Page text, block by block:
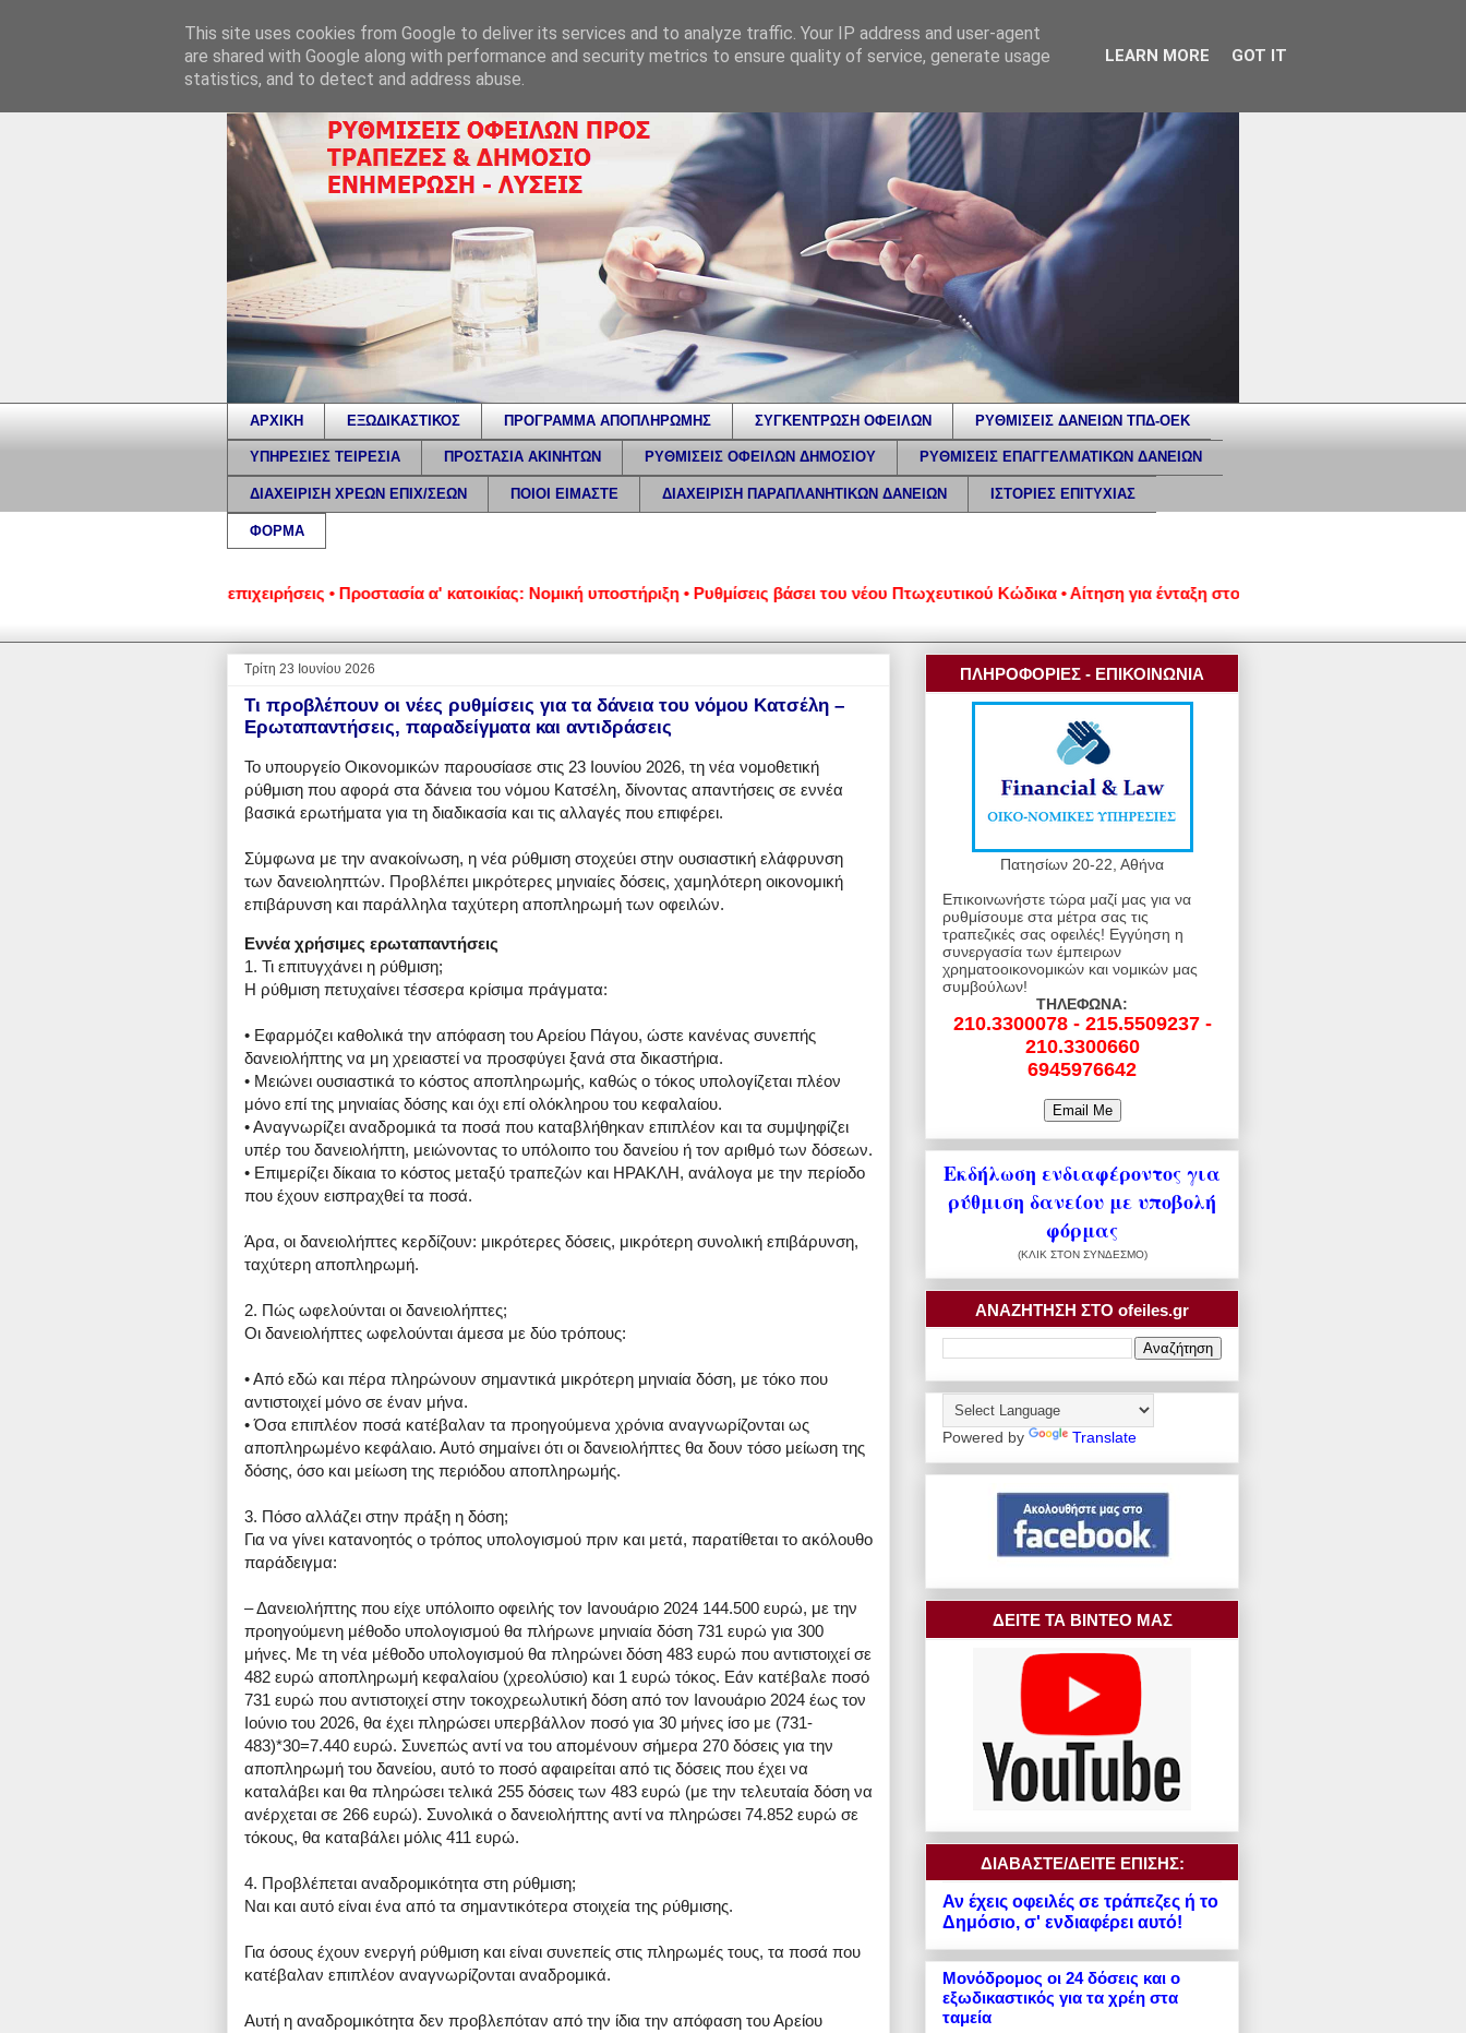
ΑΡΧΙΚΗ ΕΞΩΔΙΚΑΣΤΙΚΟΣ ΠΡΟΓΡΑΜΜΑ ΑΠΟΠΛΗΡΩΜΗΣ ΣΥΓΚΕΝΤΡΩΣΗ ΟΦΕΙΛΩΝ ΡΥΘΜΙΣΕΙΣ ΔΑΝΕΙΩΝ ΤΠΔ-ΟΕΚ
ΥΠΗΡΕΣΙΕΣ ΤΕΙΡΕΣΙΑ ΠΡΟΣΤΑΣΙΑ ΑΚΙΝΗΤΩΝ ΡΥΘΜΙΣΕΙΣ ΟΦΕΙΛΩΝ ΔΗΜΟΣΙΟΥ ΡΥΘΜΙΣΕΙΣ ΕΠΑΓΓΕΛΜΑΤΙΚΩΝ ΔΑΝΕΙΩΝ
ΔΙΑΧΕΙΡΙΣΗ ΧΡΕΩΝ ΕΠΙΧ/ΣΕΩΝ ΠΟΙΟΙ ΕΙΜΑΣΤΕ ΔΙΑΧΕΙΡΙΣΗ ΠΑΡΑΠΛΑΝΗΤΙΚΩΝ ΔΑΝΕΙΩΝ ΙΣΤΟΡΙΕΣ ΕΠΙΤΥΧΙΑΣ
ΦΟΡΜΑ
νοικοκυριά και επιχειρήσεις • Προστασία α' κατοικίας: Νομική υποστήριξη • Ρυθμίσεις βάσει του νέου Πτωχευτικού Κώδικα • Αίτηση για ένταξη στον νέο εξωδικαστικό μηχανισμό
Τρίτη 23 Ιουνίου 2026
Τι προβλέπουν οι νέες ρυθμίσεις για τα δάνεια του νόμου Κατσέλη –
Ερωταπαντήσεις, παραδείγματα και αντιδράσεις
Το υπουργείο Οικονομικών παρουσίασε στις 23 Ιουνίου 2026, τη νέα νομοθετική
ρύθμιση που αφορά στα δάνεια του νόμου Κατσέλη, δίνοντας απαντήσεις σε εννέα
βασικά ερωτήματα για τη διαδικασία και τις αλλαγές που επιφέρει.
Σύμφωνα με την ανακοίνωση, η νέα ρύθμιση στοχεύει στην ουσιαστική ελάφρυνση
των δανειοληπτών. Προβλέπει μικρότερες μηνιαίες δόσεις, χαμηλότερη οικονομική
επιβάρυνση και παράλληλα ταχύτερη αποπληρωμή των οφειλών.
Εννέα χρήσιμες ερωταπαντήσεις
1. Τι επιτυγχάνει η ρύθμιση;
Η ρύθμιση πετυχαίνει τέσσερα κρίσιμα πράγματα:
• Εφαρμόζει καθολικά την απόφαση του Αρείου Πάγου, ώστε κανένας συνεπής
δανειολήπτης να μη χρειαστεί να προσφύγει ξανά στα δικαστήρια.
• Μειώνει ουσιαστικά το κόστος αποπληρωμής, καθώς ο τόκος υπολογίζεται πλέον
μόνο επί της μηνιαίας δόσης και όχι επί ολόκληρου του κεφαλαίου.
• Αναγνωρίζει αναδρομικά τα ποσά που καταβλήθηκαν επιπλέον και τα συμψηφίζει
υπέρ του δανειολήπτη, μειώνοντας το υπόλοιπο του δανείου ή τον αριθμό των δόσεων.
• Επιμερίζει δίκαια το κόστος μεταξύ τραπεζών και ΗΡΑΚΛΗ, ανάλογα με την περίοδο
που έχουν εισπραχθεί τα ποσά.
Άρα, οι δανειολήπτες κερδίζουν: μικρότερες δόσεις, μικρότερη συνολική επιβάρυνση,
ταχύτερη αποπληρωμή.
2. Πώς ωφελούνται οι δανειολήπτες;
Οι δανειολήπτες ωφελούνται άμεσα με δύο τρόπους:
• Από εδώ και πέρα πληρώνουν σημαντικά μικρότερη μηνιαία δόση, με τόκο που
αντιστοιχεί μόνο σε έναν μήνα.
• Όσα επιπλέον ποσά κατέβαλαν τα προηγούμενα χρόνια αναγνωρίζονται ως
αποπληρωμένο κεφάλαιο. Αυτό σημαίνει ότι οι δανειολήπτες θα δουν τόσο μείωση της
δόσης, όσο και μείωση της περιόδου αποπληρωμής.
3. Πόσο αλλάζει στην πράξη η δόση;
Για να γίνει κατανοητός ο τρόπος υπολογισμού πριν και μετά, παρατίθεται το ακόλουθο
παράδειγμα:
– Δανειολήπτης που είχε υπόλοιπο οφειλής τον Ιανουάριο 2024 144.500 ευρώ, με την
προηγούμενη μέθοδο υπολογισμού θα πλήρωνε μηνιαία δόση 731 ευρώ για 300
μήνες. Με τη νέα μέθοδο υπολογισμού θα πληρώνει δόση 483 ευρώ που αντιστοιχεί σε
482 ευρώ αποπληρωμή κεφαλαίου (χρεολύσιο) και 1 ευρώ τόκος. Εάν κατέβαλε ποσό
731 ευρώ που αντιστοιχεί στην τοκοχρεωλυτική δόση από τον Ιανουάριο 2024 έως τον
Ιούνιο του 2026, θα έχει πληρώσει υπερβάλλον ποσό για 30 μήνες ίσο με (731-
483)*30=7.440 ευρώ. Συνεπώς αντί να του απομένουν σήμερα 270 δόσεις για την
αποπληρωμή του δανείου, αυτό το ποσό αφαιρείται από τις δόσεις που έχει να
καταλάβει και θα πληρώσει τελικά 255 δόσεις των 483 ευρώ (με την τελευταία δόση να
ανέρχεται σε 266 ευρώ). Συνολικά ο δανειολήπτης αντί να πληρώσει 74.852 ευρώ σε
τόκους, θα καταβάλει μόλις 411 ευρώ.
4. Προβλέπεται αναδρομικότητα στη ρύθμιση;
Ναι και αυτό είναι ένα από τα σημαντικότερα στοιχεία της ρύθμισης.
Για όσους έχουν ενεργή ρύθμιση και είναι συνεπείς στις πληρωμές τους, τα ποσά που
κατέβαλαν επιπλέον αναγνωρίζονται αναδρομικά.
Αυτή η αναδρομικότητα δεν προβλεπόταν από την ίδια την απόφαση του Αρείου
ΠΛΗΡΟΦΟΡΙΕΣ - ΕΠΙΚΟΙΝΩΝΙΑ
Πατησίων 20-22, Αθήνα
Επικοινωνήστε τώρα μαζί μας για να
ρυθμίσουμε στα μέτρα σας τις
τραπεζικές σας οφειλές! Εγγύηση η
συνεργασία των έμπειρων
χρηματοοικονομικών και νομικών μας
συμβούλων!
ΤΗΛΕΦΩΝΑ:
210.3300078 - 215.5509237 -
210.3300660
6945976642
Εκδήλωση ενδιαφέροντος για
ρύθμιση δανείου με υποβολή
φόρμας
(ΚΛΙΚ ΣΤΟΝ ΣΥΝΔΕΣΜΟ)
ΑΝΑΖΗΤΗΣΗ ΣΤΟ ofeiles.gr
Powered by Translate
ΔΕΙΤΕ ΤΑ ΒΙΝΤΕΟ ΜΑΣ
ΔΙΑΒΑΣΤΕ/ΔΕΙΤΕ ΕΠΙΣΗΣ:
Αν έχεις οφειλές σε τράπεζες ή το
Δημόσιο, σ' ενδιαφέρει αυτό!
Μονόδρομος οι 24 δόσεις και ο
εξωδικαστικός για τα χρέη στα
ταμεία
This site uses cookies from Google to deliver its services and to analyze traffic. Your IP address and user-agent
are shared with Google along with performance and security metrics to ensure quality of service, generate usage
statistics, and to detect and address abuse.
LEARN MORE GOT IT